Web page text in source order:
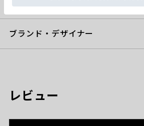
ブランド・デザイナー
レビュー